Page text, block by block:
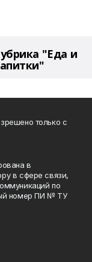
"Еда и
только с
в
в сфере связи,
по
номер ПИ № ТУ